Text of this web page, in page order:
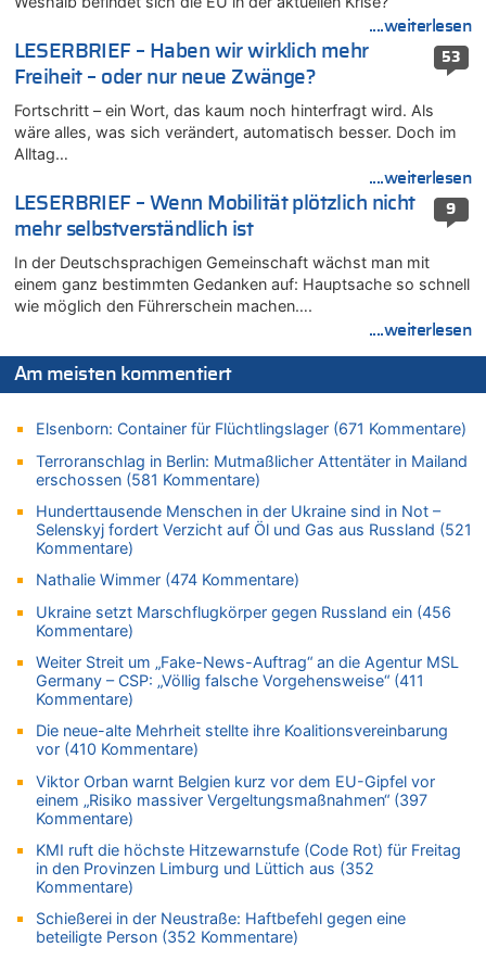
Wasserstand des Rheins in NRW so niedrig wie noch nie
06.08.2026 - 10:09 von Dax zu
Zweite Hitzewelle in diesem Sommer ist jetzt amtlich
06.08.2026 - 10:02 von Soso zu
Aachen ab 11. August wieder Mekka des Pferdesports –
Belgien setzt bei Reit-WM auf starke Springreiter
06.08.2026 - 09:22 von Zuhörer zu
Wasserstand des Rheins in NRW so niedrig wie noch nie
Wasserstand des Rheins in NRW so niedrig wie noch nie
06.08.2026 - 09:05 von 5/11 zu
Mehrere Menschen in Londons City niedergestochen
Mehrere Menschen in Londons City niedergestochen
Wie kam es zur Ceuta-Krise?
06.08.2026 - 07:30 von Ahja zu
Wasserstand des Rheins in NRW so niedrig wie noch nie
06.08.2026 - 07:21 von PvD zu
Mehrere Menschen in Londons City niedergestochen
06.08.2026 - 00:22 von Peter S. zu
Wasserstand des Rheins in NRW so niedrig wie noch nie
06.08.2026 - 00:01 von Hugo Egon Bernhard von Sinnen zu
Mehrere Menschen in Londons City niedergestochen
05.08.2026 - 23:29 von Zuhörer zu
Wasserstand des Rheins in NRW so niedrig wie noch nie
Wasserstand des Rheins in NRW so niedrig wie noch nie
Mehrere Menschen in Londons City niedergestochen
05.08.2026 - 22:18 von Kritisch denken zu
Mehrere Menschen in Londons City niedergestochen
05.08.2026 - 21:53 von Karli Dall zu
Mehrere Menschen in Londons City niedergestochen
05.08.2026 - 21:15 von Joseph Meyer zu
Wasserstand des Rheins in NRW so niedrig wie noch nie
....weiterlesen
53
LESERBRIEF – Haben wir wirklich mehr
Freiheit – oder nur neue Zwänge?
Fortschritt – ein Wort, das kaum noch hinterfragt wird. Als
wäre alles, was sich verändert, automatisch besser. Doch im
Alltag…
....weiterlesen
9
LESERBRIEF – Wenn Mobilität plötzlich nicht
mehr selbstverständlich ist
In der Deutschsprachigen Gemeinschaft wächst man mit
einem ganz bestimmten Gedanken auf: Hauptsache so schnell
wie möglich den Führerschein machen….
....weiterlesen
Am meisten kommentiert
Elsenborn: Container für Flüchtlingslager (671 Kommentare)
Terroranschlag in Berlin: Mutmaßlicher Attentäter in Mailand
erschossen (581 Kommentare)
Hunderttausende Menschen in der Ukraine sind in Not –
Selenskyj fordert Verzicht auf Öl und Gas aus Russland (521
Kommentare)
Nathalie Wimmer (474 Kommentare)
Ukraine setzt Marschflugkörper gegen Russland ein (456
Kommentare)
Weiter Streit um „Fake-News-Auftrag“ an die Agentur MSL
Germany – CSP: „Völlig falsche Vorgehensweise“ (411
Kommentare)
Die neue-alte Mehrheit stellte ihre Koalitionsvereinbarung
vor (410 Kommentare)
Viktor Orban warnt Belgien kurz vor dem EU-Gipfel vor
einem „Risiko massiver Vergeltungsmaßnahmen“ (397
Kommentare)
KMI ruft die höchste Hitzewarnstufe (Code Rot) für Freitag
in den Provinzen Limburg und Lüttich aus (352
Kommentare)
Schießerei in der Neustraße: Haftbefehl gegen eine
beteiligte Person (352 Kommentare)